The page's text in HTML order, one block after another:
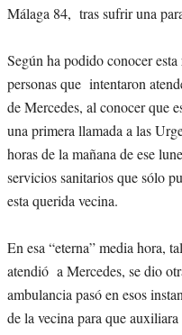
Málaga 84, tras sufrir una
Según ha podido conocer
personas que intentaron
de Mercedes, al conocer que
una primera llamada a las
horas de la mañana de ese
servicios sanitarios que sólo
esta querida vecina.
En esa “eterna” media hora,
atendió a Mercedes, se dio
ambulancia pasó en esos
de la vecina para que